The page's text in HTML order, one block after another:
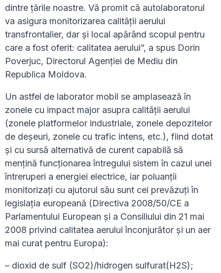
dintre țările noastre. Vă promit că autolaboratorul
va asigura monitorizarea calității aerului
transfrontalier, dar și local apărând scopul pentru
care a fost oferit: calitatea aerului”, a spus Dorin
Poverjuc, Directorul Agenției de Mediu din
Republica Moldova.
Un astfel de laborator mobil se amplasează în
zonele cu impact major asupra calității aerului
(zonele platformelor industriale, zonele depozitelor
de deșeuri, zonele cu trafic intens, etc.), fiind dotat
și cu sursă alternativă de curent capabilă să
mențină funcționarea întregului sistem în cazul unei
întreruperi a energiei electrice, iar poluanţii
monitorizaţi cu ajutorul său sunt cei prevăzuţi în
legislaţia europeană (Directiva 2008/50/CE a
Parlamentului European și a Consiliului din 21 mai
2008 privind calitatea aerului înconjurător și un aer
mai curat pentru Europa):
– dioxid de sulf (SO2)/hidrogen sulfurat(H2S);